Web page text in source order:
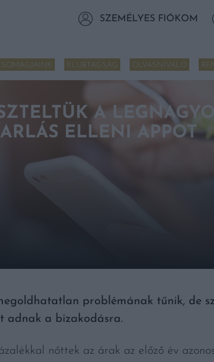
SZEMÉLYES FIÓKOM
KLUBTAGSÁG OLVASNIVALÓ
A
ELLENI APPOT
problémának tűnik, de
adnak a bizakodásra.
nőttek az árak az előző év